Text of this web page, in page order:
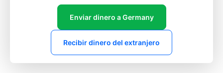
Enviar dinero a Germany
Recibir dinero del extranjero